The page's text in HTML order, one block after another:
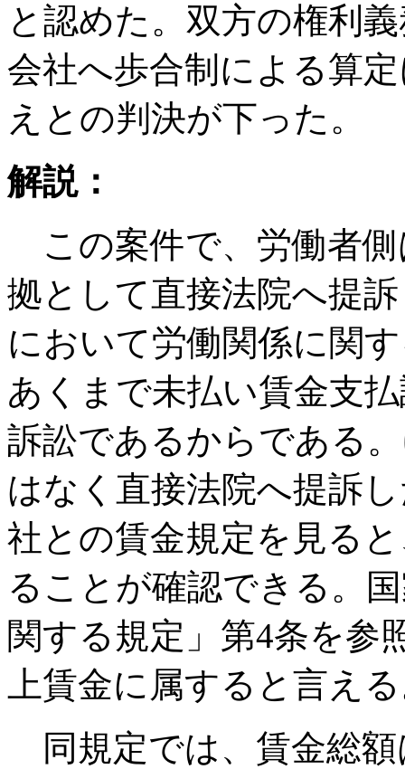
と認めた。双方の権利
会社へ歩合制による算
えとの判決が下った。
解説：
この案件で、労働者
拠として直接法院へ提
において労働関係に関
あくまで未払い賃金支
訴訟であるからである
はなく直接法院へ提訴
社との賃金規定を見る
ることが確認できる。
関する規定」第4条を参
上賃金に属すると言え
同規定では、賃金総